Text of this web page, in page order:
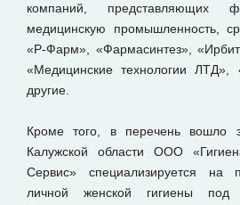
компаний, представляющих
медицинскую промышленность,
«Р-Фарм», «Фармасинтез»,
«Медицинские технологии
другие.
Кроме того, в перечень вошло
Калужской области ООО
Сервис» специализируется на
личной женской гигиены под